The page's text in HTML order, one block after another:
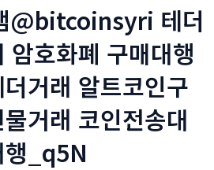
@bitcoinsyri 테더
암호화폐 구매대행
거래 알트코인구
거래 코인전송대
행_q5N